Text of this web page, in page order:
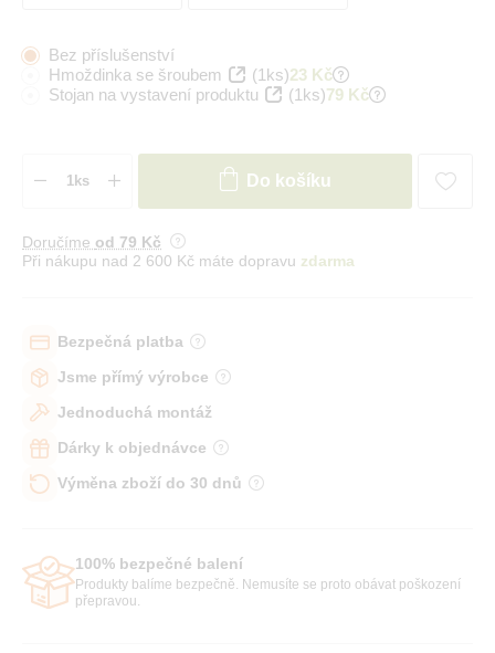
Bez příslušenství
Hmoždinka se šroubem
(1ks)23 Kč
Stojan na vystavení produktu
(1ks)79 Kč
Do košíku
Doručíme od 79 Kč
Při nákupu nad 2 600 Kč máte dopravu zdarma
Bezpečná platba
Jsme přímý výrobce
Jednoduchá montáž
Dárky k objednávce
Výměna zboží do 30 dnů
100% bezpečné balení
Produkty balíme bezpečně. Nemusíte se proto obávat poškození
přepravou.